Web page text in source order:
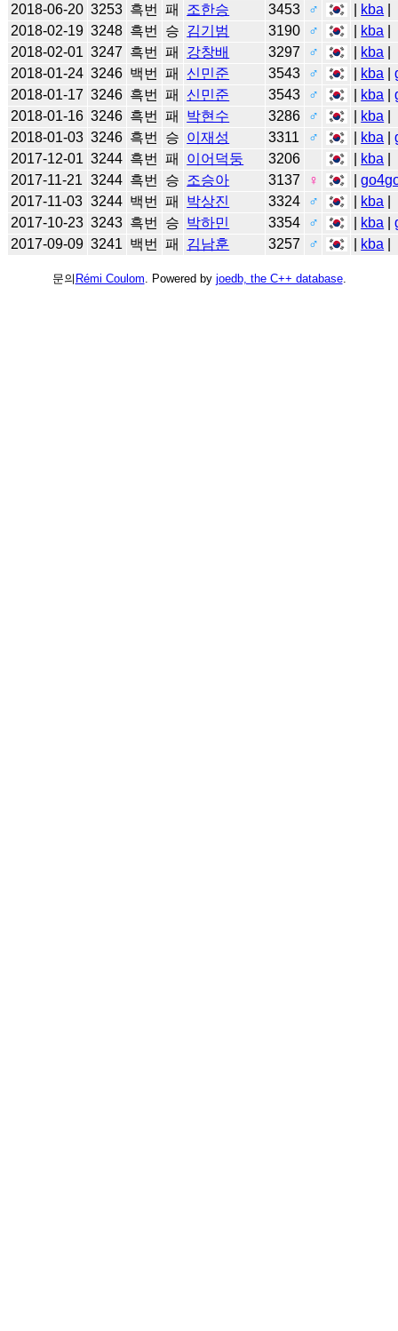
2018-06-20 3253 흑번 패 조한승 3453 ♂ kba
2018-02-19 3248 흑번 승 김기범 3190 ♂ kba
2018-02-01 3247 흑번 패 강창배 3297 ♂ kba
2018-01-24 3246 백번 패 신민준 3543 ♂ kba |
2018-01-17 3246 흑번 패 신민준 3543 ♂ kba |
2018-01-16 3246 흑번 패 박현수 3286 ♂ kba
2018-01-03 3246 흑번 승 이재성 3311 ♂ kba |
2017-12-01 3244 흑번 패 이어덕둥 3206 kba
2017-11-21 3244 흑번 승 조승아 3137 ♀ |
2017-11-03 3244 백번 패 박상진 3324 ♂ kba
2017-10-23 3243 흑번 승 박하민 3354 ♂ kba |
2017-09-09 3241 백번 패 김남훈 3257 ♂ kba
문의 Rémi Coulom . Powered by joedb, the C++ database.